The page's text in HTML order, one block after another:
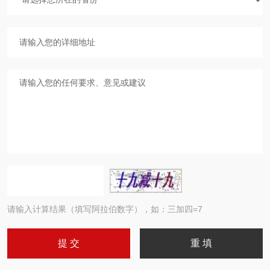
请输入计算结果（填写阿拉伯数字），如：三加四=7